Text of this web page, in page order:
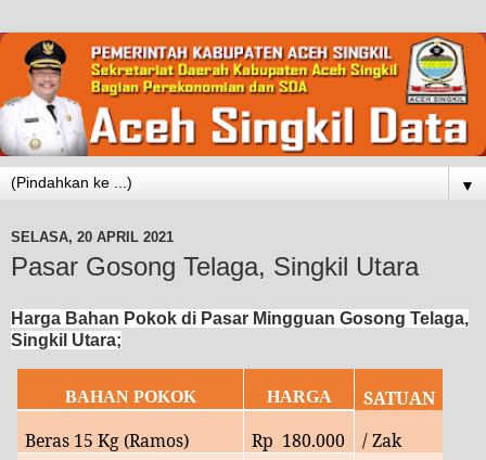
▼
SELASA, 20 APRIL 2021
Pasar Gosong Telaga, Singkil Utara
Harga Bahan Pokok di Pasar Mingguan Gosong Telaga,
Singkil Utara;
BAHAN POKOK HARGA
SATUAN
Beras 15 Kg (Ramos)
Rp 180.000
/ Zak